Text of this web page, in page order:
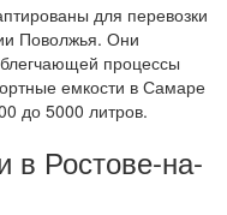
для перевозки
Поволжья. Они
процессы
емкости в Самаре
до 5000 литров.
в Ростове-на-